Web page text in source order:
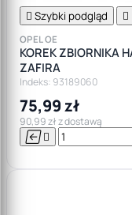
 Szybki podgląd 
OPEL OE
KOREK ZBIORNIKA
ZAFIRA
Indeks: 93189060
75,99 zł
90,99 zł z dostawą
 